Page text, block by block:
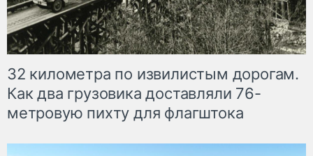
32 километра по извилистым дорогам.
Как два грузовика доставляли 76-
метровую пихту для флагштока